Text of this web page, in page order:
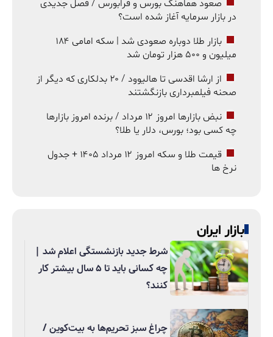
صعود هماهنگ بورس و فرابورس / فصل جدیدی
در بازار سرمایه آغاز شده است؟
بازار طلا دوباره صعودی شد | سکه امامی ۱۸۴
میلیون و ۵۰۰ هزار تومان شد
از ارشا اقدسی تا هالیوود / ۲۰ بدلکاری که دیگر از
صحنه فیلمبرداری بازنگشتند
نبض بازارها امروز ۱۲ مرداد / برنده امروز بازارها
چه کسی بود؛ بورس، دلار یا طلا؟
قیمت طلا و سکه امروز ۱۲ مرداد ۱۴۰۵ + جدول
نرخ ها
بازار ایران
شرط جدید بازنشستگی اعلام شد |
چه کسانی باید تا ۵ سال بیشتر کار
کنند؟
چراغ سبز تحریم‌ها به بیت‌کوین /